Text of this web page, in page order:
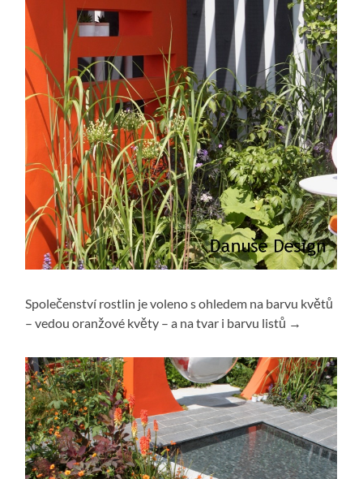
Společenství rostlin je voleno s ohledem na barvu květů
– vedou oranžové květy – a na tvar i barvu listů →